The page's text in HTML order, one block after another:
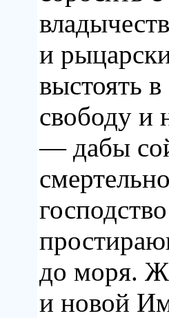
и
выстоять в
свободу и
— дабы
до моря.
и новой